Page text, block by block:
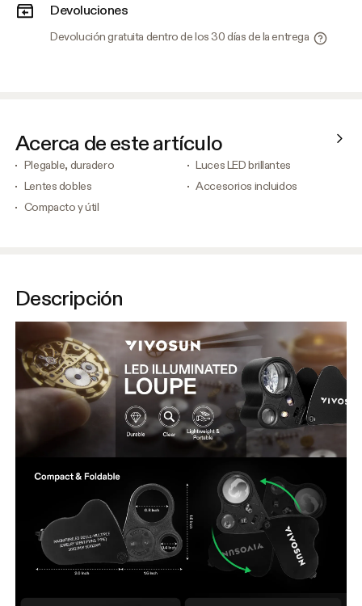
Devoluciones
Devolución gratuita dentro de los 30 días de la entrega
Acerca de este artículo
Plegable, duradero
Luces LED brillantes
Lentes dobles
Accesorios incluidos
Compacto y útil
Descripción